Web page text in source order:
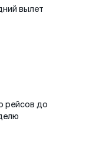
вылет
рейсов до